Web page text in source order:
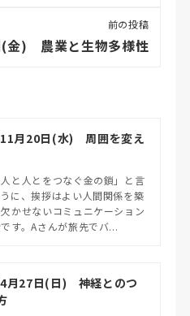
前の投稿
(金) 農業と生物多様性
月20日(水) 周囲を変え
人と人とをつなぐ金の鎖」と言
に、挨拶はよい人間関係を築
かせないコミュニケーション
す。Aさんが旅先でバ...
月27日(日) 神経とのつ